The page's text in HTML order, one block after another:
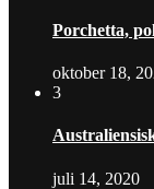
Porchetta,
oktober 18,
3
juli 14, 2020